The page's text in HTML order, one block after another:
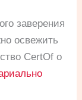
заверения
освежить
CertOf о